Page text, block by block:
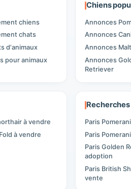
chiens
chats
d'animaux
pour animaux
Chiens
Annonces
Annonces
Annonces
Annonces
Retriever
à vendre
à vendre
Paris
Paris
Paris Golden
adoption
Paris British
vente